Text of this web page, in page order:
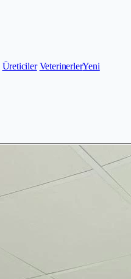
Üreticiler VeterinerlerYeni